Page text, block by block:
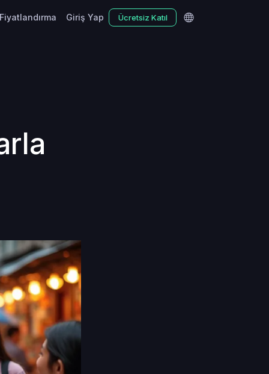
Fiyatlandırma Giriş Yap Ücretsiz Katıl